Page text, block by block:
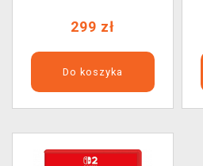
299 zł
Do koszyka